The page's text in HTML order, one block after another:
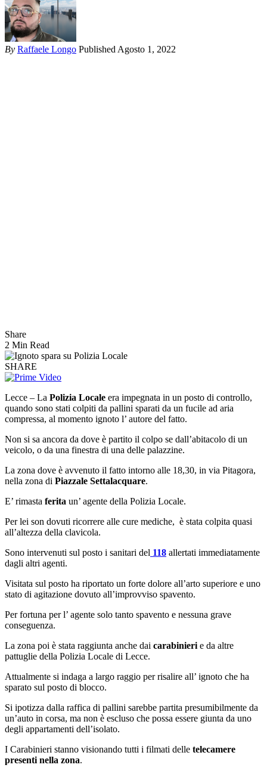
By Raffaele Longo Published Agosto 1, 2022
Share
2 Min Read
SHARE
Lecce – La Polizia Locale era impegnata in un posto di controllo,
quando sono stati colpiti da pallini sparati da un fucile ad aria
compressa, al momento ignoto l’ autore del fatto.
Non si sa ancora da dove è partito il colpo se dall’abitacolo di un
veicolo, o da una finestra di una delle palazzine.
La zona dove è avvenuto il fatto intorno alle 18,30, in via Pitagora,
nella zona di Piazzale Settalacquare.
E’ rimasta ferita un’ agente della Polizia Locale.
Per lei son dovuti ricorrere alle cure mediche, è stata colpita quasi
all’altezza della clavicola.
Sono intervenuti sul posto i sanitari del 118 allertati immediatamente
dagli altri agenti.
Visitata sul posto ha riportato un forte dolore all’arto superiore e uno
stato di agitazione dovuto all’improvviso spavento.
Per fortuna per l’ agente solo tanto spavento e nessuna grave
conseguenza.
La zona poi è stata raggiunta anche dai carabinieri e da altre
pattuglie della Polizia Locale di Lecce.
Attualmente si indaga a largo raggio per risalire all’ ignoto che ha
sparato sul posto di blocco.
Si ipotizza dalla raffica di pallini sarebbe partita presumibilmente da
un’auto in corsa, ma non è escluso che possa essere giunta da uno
degli appartamenti dell’isolato.
I Carabinieri stanno visionando tutti i filmati delle telecamere
presenti nella zona.